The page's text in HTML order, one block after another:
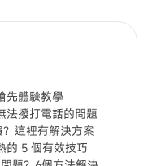
先體驗教學
法撥打電話的問題
這裡有解決方案
的 5 個有效技巧